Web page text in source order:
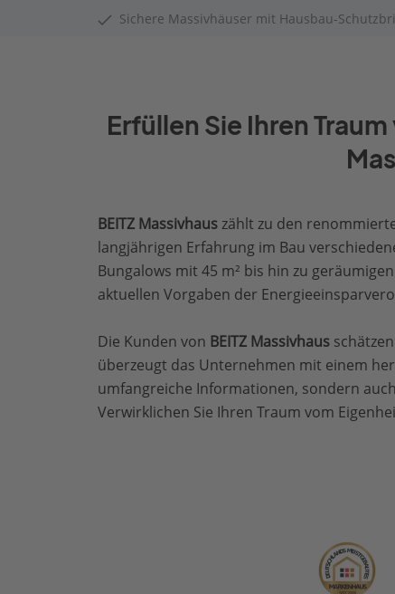
Sichere Massivhäuser mit Hausbau-
Erfüllen Sie Ihren
BEITZ Massivhauszählt zu den
langjährigen Erfahrung im Bau
Bungalows mit 45 m² bis hin zu
aktuellen Vorgaben der
Die Kunden von BEITZ Massivhaus
überzeugt das Unternehmen mit einem
umfangreiche Informationen, sondern
Verwirklichen Sie Ihren Traum vom